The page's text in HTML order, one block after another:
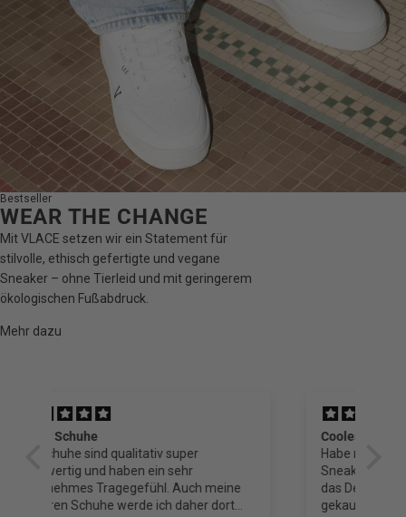
Bestseller
WEAR THE CHANGE
Mit VLACE setzen wir ein Statement für
stilvolle, ethisch gefertigte und vegane
Sneaker – ohne Tierleid und mit geringerem
ökologischen Fußabdruck.
Mehr dazu
Cooles Design und tolles Konzept
Habe mir vor ein paar Wochen VLACE
Sneakers aus Neugier und auch, weil mir
das Design und Konzept gefallen hat,
gekauft. Mittlerweile bin ich so überzeugt,